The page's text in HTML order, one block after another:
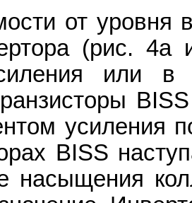
от уровня
(рис. 4a
или
усиления
BISS
насыщения